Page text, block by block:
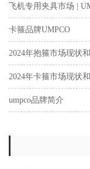
飞机专用夹具市场 |
卡箍品牌UMPCO
2024年抱箍市场现状
2024年卡箍市场现状
umpco品牌简介